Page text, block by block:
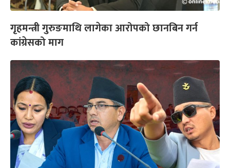
गृहमन्त्री गुरुङमाथि लागेका आरोपको छानबिन गर्न
कांग्रेसको माग